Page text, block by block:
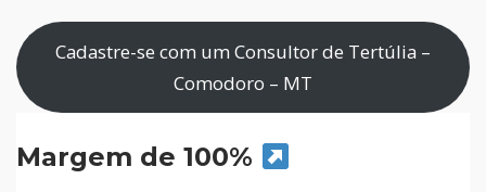
Cadastre-se com um Consultor de Tertúlia –
Comodoro – MT
Margem de 100%